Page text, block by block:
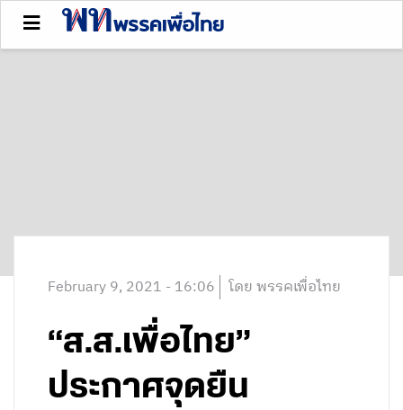
February 9, 2021 - 16:06 โดย พรรคเพื่อไทย
“ส.ส.เพื่อไทย”
ประกาศจุดยืน